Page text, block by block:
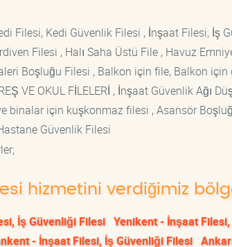
Filesi, Kedi Güvenlik Filesi , İnşaat Filesi, İş
Filesi , Halı Saha Üstü File , Havuz
Boşluğu Filesi , Balkon için file, Balkon
VE OKUL FİLELERİ , İnşaat Güvenlik Ağı
binalar için kuşkonmaz filesi , Asansör
Güvenlik Filesi
hizmetini verdiğimiz
İş Güvenliği Filesi Yenikent - İnşaat
- İnşaat Filesi, İş Güvenliği Filesi